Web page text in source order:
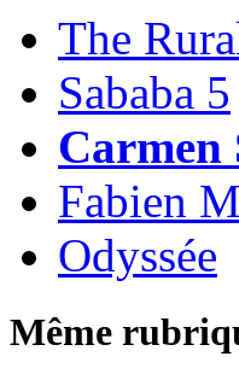
The
Sababa 5
Carmen
Fabien
Odyssée
Même